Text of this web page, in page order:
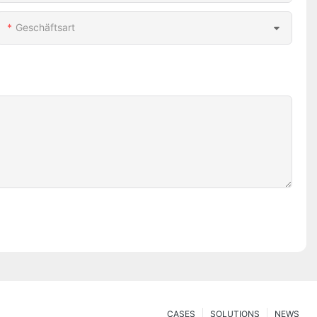
Geschäftsart
NEWS
SOLUTIONS
CASES